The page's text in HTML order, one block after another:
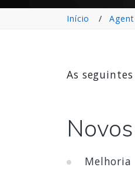
Início
As
Melhoria